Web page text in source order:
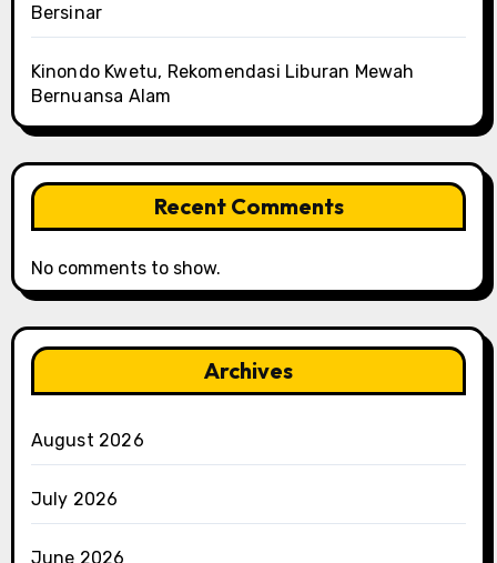
Bersinar
Kinondo Kwetu, Rekomendasi Liburan Mewah
Bernuansa Alam
Recent Comments
No comments to show.
Archives
August 2026
July 2026
June 2026